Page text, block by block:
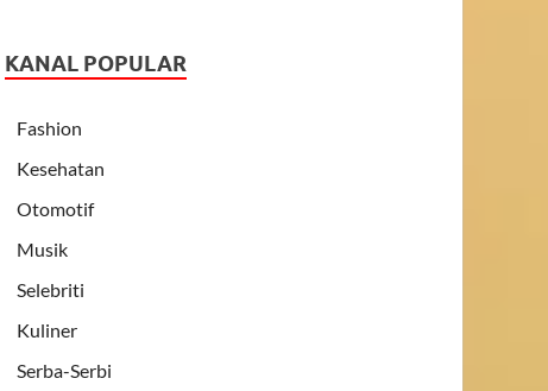
KANAL POPULAR
Fashion
Kesehatan
Otomotif
Musik
Selebriti
Kuliner
Serba-Serbi